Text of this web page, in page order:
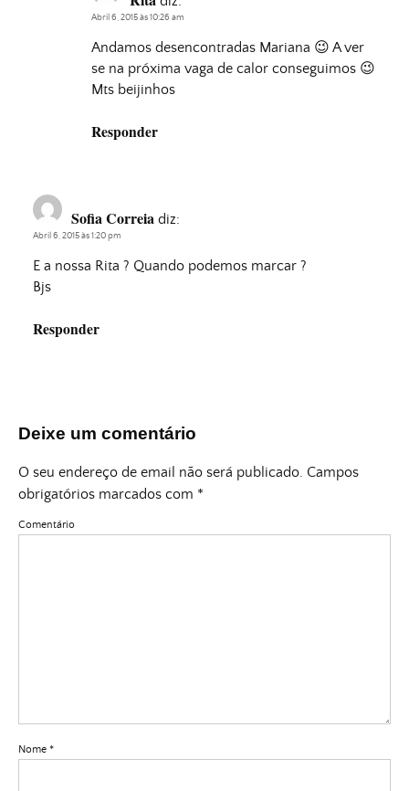
Abril 6, 2015 às 10:26 am
Andamos desencontradas Mariana 😉 A ver
se na próxima vaga de calor conseguimos 😉
Mts beijinhos
Responder
Sofia Correia diz:
Abril 6, 2015 às 1:20 pm
E a nossa Rita ? Quando podemos marcar ?
Bjs
Responder
Deixe um comentário
O seu endereço de email não será publicado. Campos
obrigatórios marcados com *
Comentário
Nome *